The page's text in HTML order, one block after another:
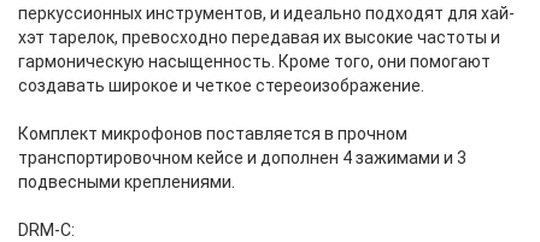
перкуссионных инструментов, и идеально подходят для хай-
хэт тарелок, превосходно передавая их высокие частоты и
гармоническую насыщенность. Кроме того, они помогают
создавать широкое и четкое стереоизображение.
Комплект микрофонов поставляется в прочном
транспортировочном кейсе и дополнен 4 зажимами и 3
подвесными креплениями.
DRM-C: